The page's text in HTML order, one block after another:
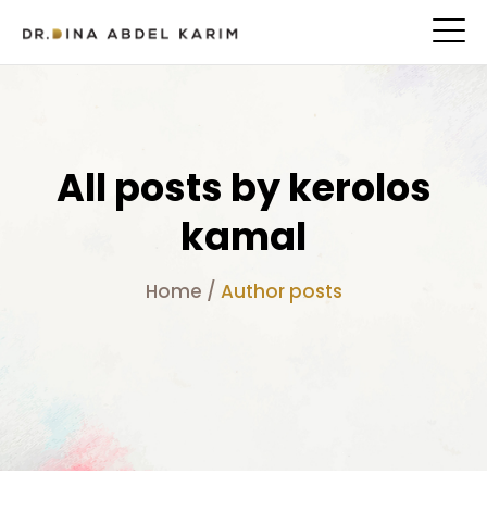
All posts by kerolos
kamal
Home / Author posts